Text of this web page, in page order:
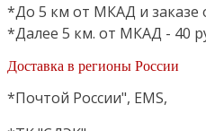
*До 5 км от МКАД и заказе
*Далее 5 км. от МКАД - 40
Доставка в регионы России
*Почтой России", EMS,